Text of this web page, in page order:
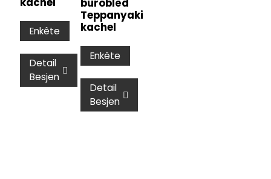
Enkête
Detail
Besjen
buroblêd
Teppanyaki
kachel
Enkête
Detail
Besjen